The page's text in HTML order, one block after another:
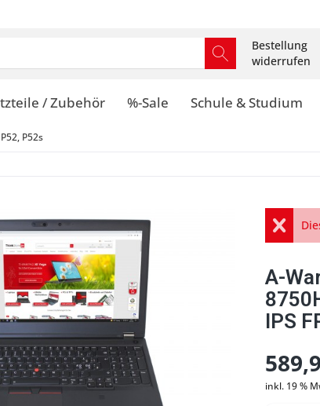
Bestellung
widerrufen
/ Zubehör %-Sale Schule & Studium
P52s
A-
IPS
inkl. 19 %